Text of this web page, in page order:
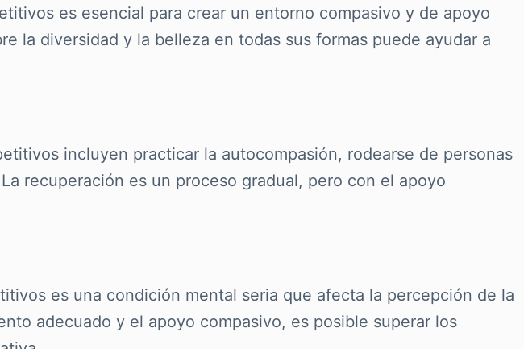
es esencial para crear un entorno compasivo y de apoyo
la diversidad y la belleza en todas sus formas puede ayudar a
incluyen practicar la autocompasión, rodearse de personas
recuperación es un proceso gradual, pero con el apoyo
es una condición mental seria que afecta la percepción de la
adecuado y el apoyo compasivo, es posible superar los